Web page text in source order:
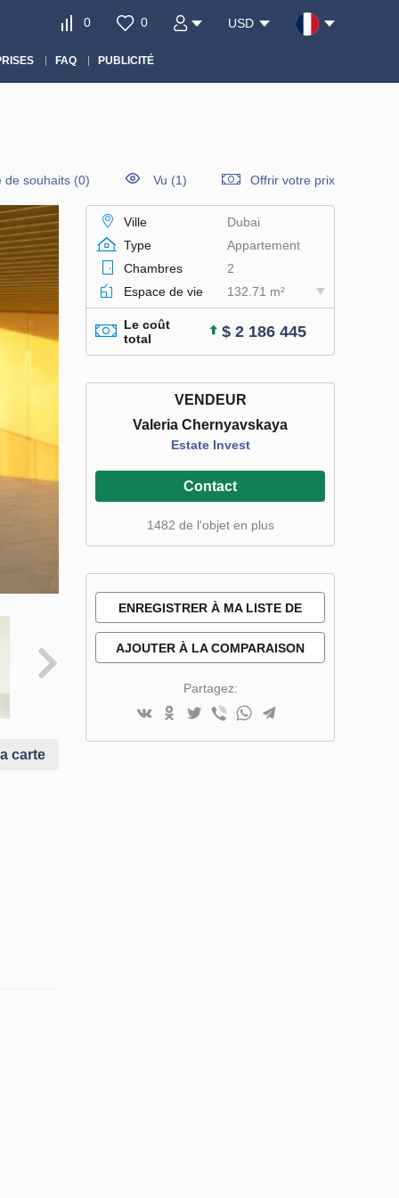
0 0 USD
FAQ PUBLICITÉ
de souhaits (0) Vu (1) Offrir votre prix
carte
Ville
Dubai
Type
Appartement
Chambres
2
Espace de vie
132.71 m²
Le coût
total
$ 2 186 445
VENDEUR
Valeria Chernyavskaya
Estate Invest
Contact
1482 de l'objet en plus
ENREGISTRER À MA LISTE DE
SOUHAITS
AJOUTER À LA COMPARAISON
Partagez: